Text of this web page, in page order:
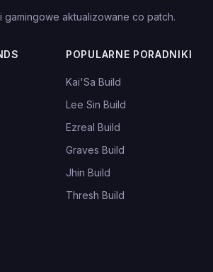
gamingowe aktualizowane co patch.
POPULARNE PORADNIKI
Kai'Sa Build
Lee Sin Build
Ezreal Build
Graves Build
Jhin Build
Thresh Build